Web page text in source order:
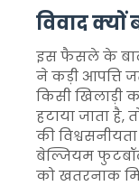
विवाद क्यों
इस फैसले के
ने कड़ी आपत्ति
किसी खिलाड़ी
हटाया जाता है,
की
बेल्जियम
को खतरनाक